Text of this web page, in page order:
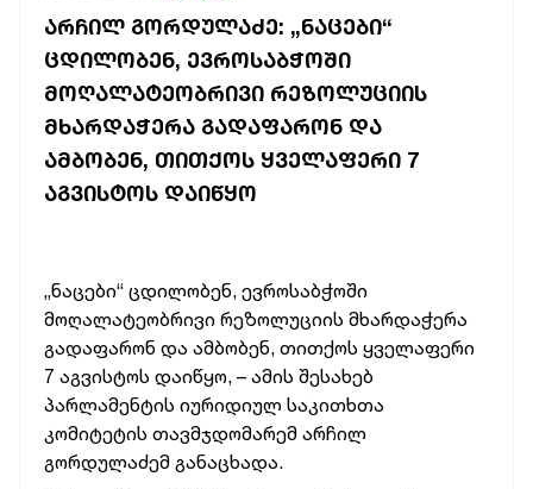
ᲐᲠᲩᲘᲚ ᲒᲝᲠᲓᲣᲚᲐᲫᲔ: „ᲜᲐᲪᲔᲑᲘ“
ᲪᲓᲘᲚᲝᲑᲔᲜ, ᲔᲕᲠᲝᲡᲐᲑᲭᲝᲨᲘ
ᲛᲝᲦᲐᲚᲐᲢᲔᲝᲑᲠᲘᲕᲘ ᲠᲔᲖᲝᲚᲣᲪᲘᲘᲡ
ᲛᲮᲐᲠᲓᲐᲭᲔᲠᲐ ᲒᲐᲓᲐᲤᲐᲠᲝᲜ ᲓᲐ
ᲐᲛᲑᲝᲑᲔᲜ, ᲗᲘᲗᲥᲝᲡ ᲧᲕᲔᲚᲐᲤᲔᲠᲘ 7
ᲐᲒᲕᲘᲡᲢᲝᲡ ᲓᲐᲘᲬᲧᲝ
„ნაცები“ ცდილობენ, ევროსაბჭოში
მოღალატეობრივი რეზოლუციის მხარდაჭერა
გადაფარონ და ამბობენ, თითქოს ყველაფერი
7 აგვისტოს დაიწყო, – ამის შესახებ
პარლამენტის იურიდიულ საკითხთა
კომიტეტის თავმჯდომარემ არჩილ
გორდულაძემ განაცხადა.